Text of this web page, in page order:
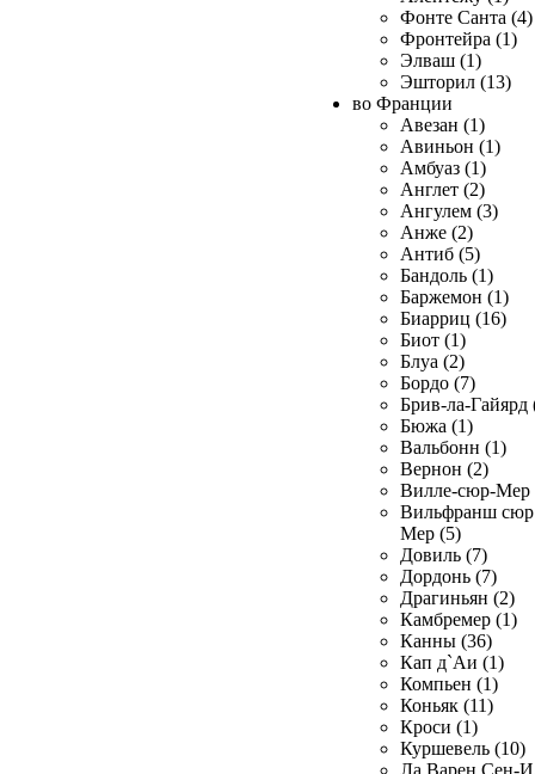
Фонте Санта (4)
Фронтейра (1)
Элваш (1)
Эшторил (13)
во Франции
Авезан (1)
Авиньон (1)
Амбуаз (1)
Англет (2)
Ангулем (3)
Анже (2)
Антиб (5)
Бандоль (1)
Баржемон (1)
Биарриц (16)
Биот (1)
Блуа (2)
Бордо (7)
Брив-ла-Гайярд
Бюжа (1)
Вальбонн (1)
Вернон (2)
Вилле-сюр-Мер
Вильфранш сюр
Мер (5)
Довиль (7)
Дордонь (7)
Драгиньян (2)
Камбремер (1)
Канны (36)
Кап д`Аи (1)
Компьен (1)
Коньяк (11)
Кроси (1)
Куршевель (10)
Ла Варен Сен-